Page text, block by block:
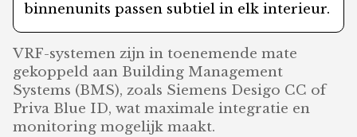
binnenunits passen subtiel in elk interieur.
VRF-systemen zijn in toenemende mate
gekoppeld aan Building Management
Systems (BMS), zoals Siemens Desigo CC of
Priva Blue ID, wat maximale integratie en
monitoring mogelijk maakt.